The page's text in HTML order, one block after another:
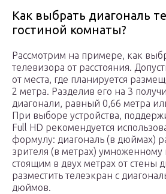
Как выбрать диагональ
гостиной комнаты?
Рассмотрим на примере, как
телевизора от расстояния.
от места, где планируется
2 метра. Разделив его на 3
диагонали, равный 0,66 метра
При выборе устройства,
Full HD рекомендуется
формулу: диагональ (в дюймах)
зрителя (в метрах) умноженному
стоящим в двух метрах от стены
разместить телеэкран с
дюймов.